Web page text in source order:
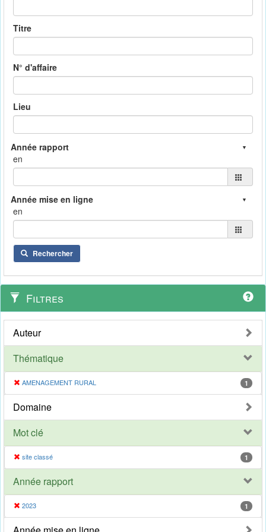
Titre
N° d'affaire
Lieu
en
en
Rechercher
Filtres
Auteur
Thématique
AMENAGEMENT RURAL 1
Domaine
Mot clé
site classé 1
Année rapport
2023 1